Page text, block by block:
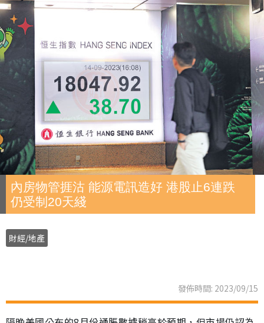
內房物管捱沽 能源電訊造好 港股止6連跌
仍受制20天綫
財經/地產
發佈時間: 2023/09/15